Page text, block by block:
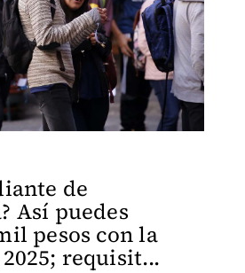
de
Así puedes
pesos con la
2025; requisit...